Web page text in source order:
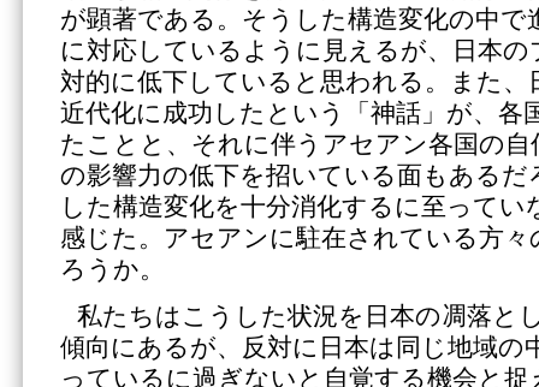
が顕著である。そうした構造変化の中で
に対応しているように見えるが、日本
対的に低下していると思われる。また、
近代化に成功したという「神話」が、各
たことと、それに伴うアセアン各国の
の影響力の低下を招いている面もあるだ
した構造変化を十分消化するに至って
感じた。アセアンに駐在されている方
ろうか。
私たちはこうした状況を日本の凋落と
傾向にあるが、反対に日本は同じ地域の
っているに過ぎないと自覚する機会と